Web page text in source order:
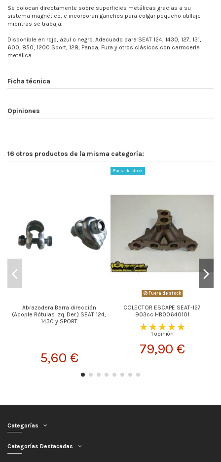
Se colocan directamente sobre superficies metálicas gracias a su
sistema magnético, e incorporan ganchos para colgar pequeño utillaje
mientras se trabaja.
Disponible en rojo, azul o negro. Adecuado para SEAT 124, 1430, 127, 131,
600, 850, 1200 Sport, 128, Panda, Fura y otros clásicos con carrocería
metálica.
Ficha técnica
Opiniones
16 otros productos de la misma categoría:
Abrazadera Barra dirección
(Acople Rótulas Izq. Der.) SEAT 124,
1430 y SPORT
5,60 €
Fuera de stock
Fuera de stock
COLECTOR ESCAPE SEAT-127
903cc HB00640101
1 opinión
79,90 €
Categorías
Categorías Destacadas